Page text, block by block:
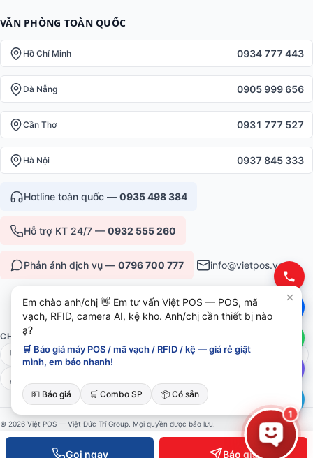
Gọi ngay Báo giá
VĂN PHÒNG TOÀN QUỐC
Hồ Chí Minh 0934 777 443
Đà Nẵng 0905 999 656
Cần Thơ 0931 777 527
Hà Nội 0937 845 333
Hotline toàn quốc — 0935 498 384
Hỗ trợ KT 24/7 — 0932 555 260
Phản ánh dịch vụ — 0796 700 777 info@vietpos.vn
CHỨNG NHẬN & UY TÍN
ISO 9001:2015
CE/RoHS thiết bị Bảo hành 12-36 tháng
© 2026 Việt POS — Việt Đức Trí Group. Mọi quyền được bảo lưu.
1
Em chào anh/chị 👋 Em tư vấn Việt POS — POS, mã
vạch, RFID, camera AI, kệ kho. Anh/chị cần thiết bị nào
ạ?
🛒 Báo giá máy POS / mã vạch / RFID / kệ — giá rẻ giật
mình, em báo nhanh!
💵 Báo giá 🛒 Combo SP 📦 Có sẵn